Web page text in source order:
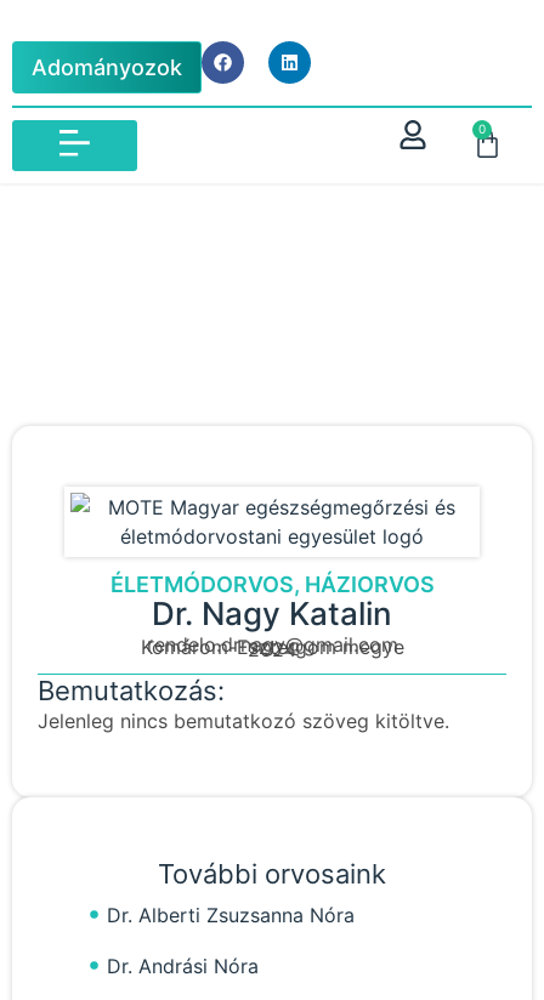
Adományozok
0
ÉLETMÓDORVOS, HÁZIORVOS
Dr. Nagy Katalin
rendelo.drnagy@gmail.com
Komárom-Esztergom megye
2024
Bemutatkozás:
Jelenleg nincs bemutatkozó szöveg kitöltve.
További orvosaink
Dr. Alberti Zsuzsanna Nóra
Dr. Andrási Nóra